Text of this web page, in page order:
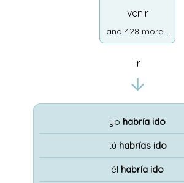
venir
and 428 more...
ir
yo habría ido
tú habrías ido
él habría ido